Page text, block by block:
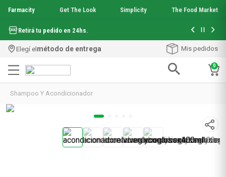
Farmacity Get The Look Simplicity The Food Market
Retirá tu pedido en 24hs. Hasta 6
Elegí elmétodo de entrega Mis pedidos
0
Shampoo Y Acondicionador
2.